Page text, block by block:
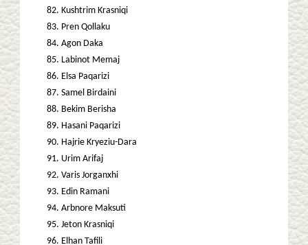
Kushtrim Krasniqi
Pren Qollaku
Agon Daka
Labinot Memaj
Elsa Paqarizi
Samel Birdaini
Bekim Berisha
Hasani Paqarizi
Hajrie Kryeziu-Dara
Urim Arifaj
Varis Jorganxhi
Edin Ramani
Arbnore Maksuti
Jeton Krasniqi
Elhan Tafili